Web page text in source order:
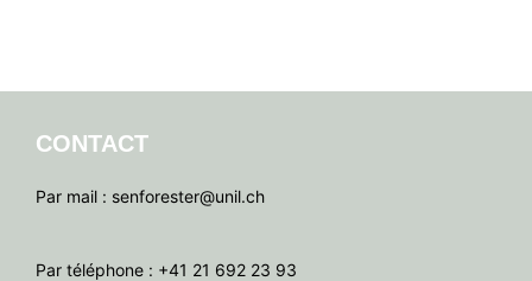
CONTACT
Par mail : senforester@unil.ch
Par téléphone : +41 21 692 23 93